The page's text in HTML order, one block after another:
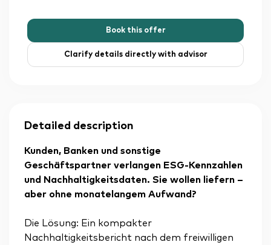
Book this offer
Clarify details directly with advisor
Detailed description
Kunden, Banken und sonstige
Geschäftspartner verlangen ESG-Kennzahlen
und Nachhaltigkeitsdaten. Sie wollen liefern –
aber ohne monatelangem Aufwand?
Die Lösung: Ein kompakter
Nachhaltigkeitsbericht nach dem freiwilligen